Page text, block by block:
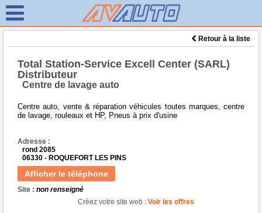
Retour à la liste
Total Station-Service Excell Center (SARL)
Distributeur
Centre de lavage auto
Centre auto, vente & réparation véhicules toutes marques, centre
de lavage, rouleaux et HP, Pneus à prix d'usine
Adresse :
rond 2085
06330 - ROQUEFORT LES PINS
Afficher le téléphone
Site : non renseigné
Créez votre site web : Voir les offres